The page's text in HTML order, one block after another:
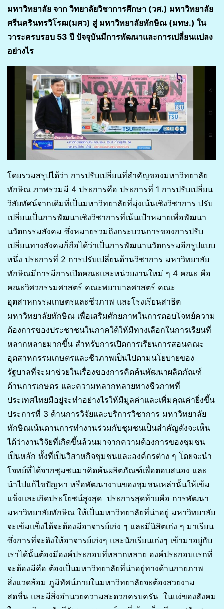
มหาวิทยาลัย จาก วิทยาลัยวิชาการศึกษา (วศ.) มหาวิทยาลัย
ศรีนครินทรวิโรฒ(มศว) สู่ มหาวิทยาลัยทักษิณ (มทษ.) ใน
วาระครบรอบ 53 ปี ปัจจุบันมีการพัฒนาและการเปลี่ยนแปลง
อย่างไร
โดยรวมสรุปได้ว่า การปรับเปลี่ยนที่สำคัญของมหาวิทยาลัย
ทักษิณ ภาพรวมมี 4 ประการคือ ประการที่ 1 การปรับเปลี่ยน
วิสัยทัศน์จากเดิมที่เป็นมหาวิทยาลัยที่มุ่งเน้นเชิงวิชาการ ปรับ
เปลี่ยนเป็นการพัฒนาเชิงวิชาการที่เน้นเป้าหมายเพื่อพัฒนา
นวัตกรรมสังคม ซึ่งหมายรวมถึงกระบวนการของการปรับ
เปลี่ยนทางสังคมก็ถือได้ว่าเป็นการพัฒนานวัตกรรมอีกรูปแบบ
หนึ่ง ประการที่ 2 การปรับเปลี่ยนด้านวิชาการ มหาวิทยาลัย
ทักษิณมีการมีการเปิดคณะและหน่วยงานใหม่ ๆ 4 คณะ คือ
คณะวิศวกรรมศาสตร์ คณะพยาบาลศาสตร์ คณะ
อุตสาหกรรมเกษตรและชีวภาพ และโรงเรียนสาธิต
มหาวิทยาลัยทักษิณ เพื่อเสริมศักยภาพในการตอบโจทย์ความ
ต้องการของประชาชนในภาคใต้ให้มีทางเลือกในการเรียนที่
หลากหลายมากขึ้น สำหรับการเปิดการเรียนการสอนคณะ
อุตสาหกรรมเกษตรและชีวภาพเป็นไปตามนโยบายของ
รัฐบาลที่จะมาช่วยในเรื่องของการคิดค้นพัฒนาผลิตภัณฑ์
ด้านการเกษตร และความหลากหลายทางชีวภาพที่
ประเทศไทยมีอยู่จะทำอย่างไรให้มีมูลค่าและเพิ่มคุณค่ายิ่งขึ้น
ประการที่ 3 ด้านการวิจัยและบริการวิชาการ มหาวิทยาลัย
ทักษิณเน้นดานการทำงานร่วมกับชุมชนเป็นสำคัญดังจะเห็น
ได้ว่างานวิจัยที่เกิดขึ้นล้วนมาจากความต้องการของชุมชน
เป็นหลัก ทั้งที่เป็นวิสาหกิจชุมชนและองค์กรต่าง ๆ โดยจะนำ
โจทย์ที่ได้จากชุมชนมาคิดค้นผลิตภัณฑ์เพื่อตอบสนอง และ
นำไปแก้ไขปัญหา หรือพัฒนางานของชุมชนเหล่านั้นให้เข้ม
แข็งและเกิดประโยชน์สูงสุด ประการสุดท้ายคือ การพัฒนา
มหาวิทยาลัยทักษิณ ให้เป็นมหาวิทยาลัยที่น่าอยู่ มหาวิทยาลัย
จะเข้มแข็งได้จะต้องมีอาจารย์เก่ง ๆ และมีนิสิตเก่ง ๆ มาเรียน
ซึ่งการที่จะดึงให้อาจารย์เก่งๆ และนักเรียนเก่งๆ เข้ามาอยู่กับ
เราได้นั้นต้องมีองค์ประกอบที่หลากหลาย องค์ประกอบแรกที่
จะต้องมีคือ ต้องเป็นมหาวิทยาลัยที่น่าอยู่ทางด้านกายภาพ
สิ่งแวดล้อม ภูมิทัศน์ภายในมหาวิทยาลัยจะต้องสวยงาม
สดชื่น และมีสิ่งอำนวยความสะดวกครบครัน ในแง่ของสังคม